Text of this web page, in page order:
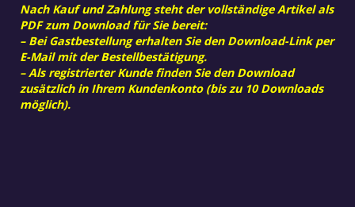
Nach Kauf und Zahlung steht der vollständige Artikel als
PDF zum Download für Sie bereit:
– Bei Gastbestellung erhalten Sie den Download-Link per
E-Mail mit der Bestellbestätigung.
– Als registrierter Kunde finden Sie den Download
zusätzlich in Ihrem Kundenkonto (bis zu 10 Downloads
möglich).